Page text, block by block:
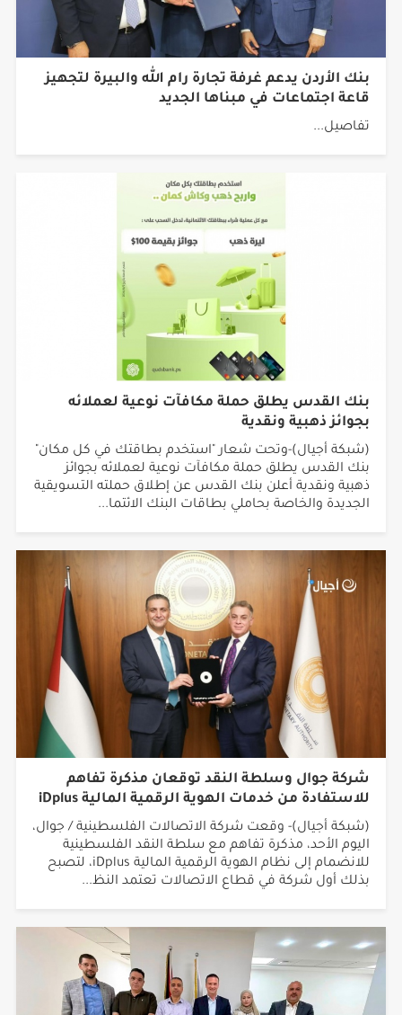
بنك الأردن يدعم غرفة تجارة رام الله والبيرة لتجهيز
قاعة اجتماعات في مبناها الجديد
تفاصيل...
بنك القدس يطلق حملة مكافآت نوعية لعملائه
بجوائز ذهبية ونقدية
(شبكة أجيال)-وتحت شعار "استخدم بطاقتك في كل مكان"
بنك القدس يطلق حملة مكافآت نوعية لعملائه بجوائز
ذهبية ونقدية أعلن بنك القدس عن إطلاق حملته التسويقية
الجديدة والخاصة بحاملي بطاقات البنك الائتما...
شركة جوال وسلطة النقد توقعان مذكرة تفاهم
للاستفادة من خدمات الهوية الرقمية المالية iDplus
(شبكة أجيال)- وقعت شركة الاتصالات الفلسطينية / جوال،
اليوم الأحد، مذكرة تفاهم مع سلطة النقد الفلسطينية
للانضمام إلى نظام الهوية الرقمية المالية iDplus، لتصبح
بذلك أول شركة في قطاع الاتصالات تعتمد النظ...